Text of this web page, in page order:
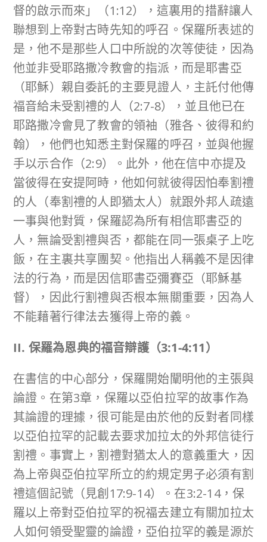
督的啟示而來」（1:12），這裏用的措辭讓人
聯想到上帝對古時先知的呼召。保羅所表述的
是，他不是那些人口中所說的次等使徒，因為
他並非受耶路撒冷教會的指派，而是耶書亞
（耶穌）親自委託的主要見證人，主託付他傳
福音給未受割禮的人（2:7-8），並且他已在
耶路撒冷會見了教會的領袖（雅各、彼得和約
翰），他們也知悉主對保羅的呼召，並與他握
手以示合作（2:9）。此外，他在信中亦提及
當彼得在安提阿時，他如何就彼得因怕奉割禮
的人（奉割禮的人即猶太人）就跟外邦人疏遠
一事與他對質，保羅認為所有相信耶書亞的
人，無論受割禮與否，都能在同一張桌子上吃
飯，在主裏共享團契。他指出人稱義不是因律
法的行為，而是因信耶書亞彌賽亞（耶穌基
督），因此行割禮與否根本無關重要，因為人
不能藉著行律法去獲得上帝的義。
II. 保羅為恩典的福音辯護（3:1-4:11）
在書信的中心部分，保羅開始闡明他的主張與
論證。在第3章，保羅以亞伯拉罕的故事作為
其論證的理據，很可能是由於他的反對者同樣
以亞伯拉罕的記載去要求加拉太的外邦信徒行
割禮。事實上，割禮對猶太人的意義重大，因
為上帝與亞伯拉罕所立的約規定男子必須有割
禮這個記號（見創17:9-14）。在3:2-14，保
羅以上帝對亞伯拉罕的祝福去建立有關加拉太
人如何領受聖靈的論證，亞伯拉罕的義是源於